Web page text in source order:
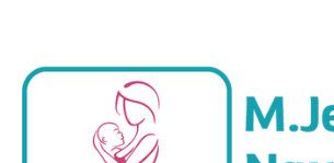
contenido